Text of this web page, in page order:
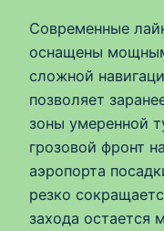
Современные
оснащены
сложной
позволяет
зоны умеренной
грозовой фронт
аэропорта
резко
захода остается